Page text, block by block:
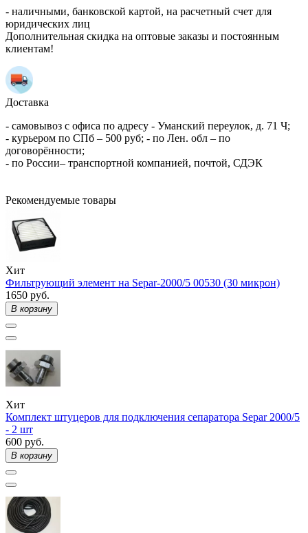
- наличными, банковской картой, на расчетный счет для
юридических лиц
Дополнительная скидка на оптовые заказы и постоянным
клиентам!
Доставка
- самовывоз с офиса по адресу - Уманский переулок, д. 71 Ч;
- курьером по СПб – 500 руб; - по Лен. обл – по
договорённости;
- по России– транспортной компанией, почтой, СДЭК
Рекомендуемые товары
Хит
Фильтрующий элемент на Separ-2000/5 00530 (30 микрон)
1650 руб.
В корзину
Хит
Комплект штуцеров для подключения сепаратора Separ 2000/5
- 2 шт
600 руб.
В корзину